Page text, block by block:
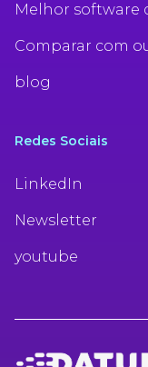
Melhor software
Comparar com
blog
Redes Sociais
LinkedIn
Newsletter
youtube